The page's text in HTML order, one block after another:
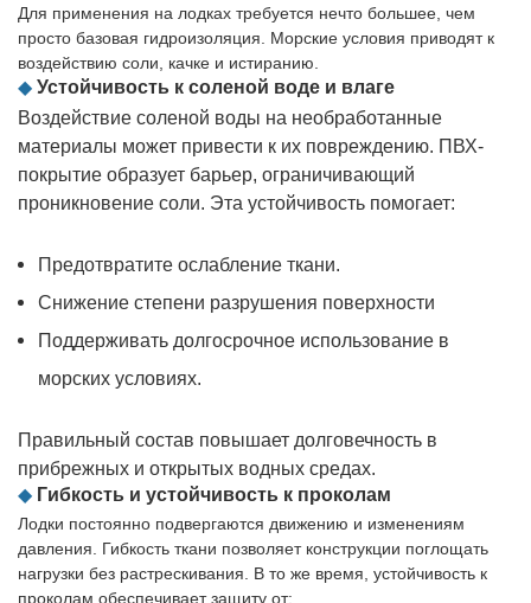
Для применения на лодках требуется нечто большее, чем
просто базовая гидроизоляция. Морские условия приводят к
воздействию соли, качке и истиранию.
◆ Устойчивость к соленой воде и влаге
Воздействие соленой воды на необработанные
материалы может привести к их повреждению. ПВХ-
покрытие образует барьер, ограничивающий
проникновение соли. Эта устойчивость помогает:
Предотвратите ослабление ткани.
Снижение степени разрушения поверхности
Поддерживать долгосрочное использование в
морских условиях.
Правильный состав повышает долговечность в
прибрежных и открытых водных средах.
◆ Гибкость и устойчивость к проколам
Лодки постоянно подвергаются движению и изменениям
давления. Гибкость ткани позволяет конструкции поглощать
нагрузки без растрескивания. В то же время, устойчивость к
проколам обеспечивает защиту от: